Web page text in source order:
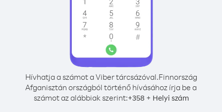
Hívhatja a számot a Viber tárcsázóval.Finnország
Afganisztán országból történő hívásához írja be a
számot az alábbiak szerint:+358 + Helyi szám